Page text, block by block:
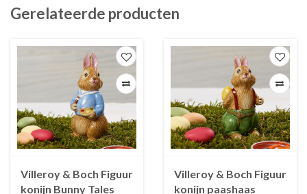
Gerelateerde producten
Villeroy & Boch Figuur
konijn Bunny Tales
Villeroy & Boch Figuur
konijn paashaas